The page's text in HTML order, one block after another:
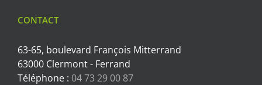
CONTACT
63-65, boulevard François Mitterrand
63000 Clermont - Ferrand
Téléphone : 04 73 29 00 87